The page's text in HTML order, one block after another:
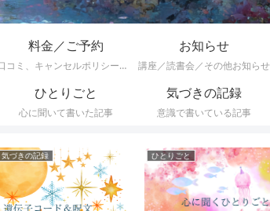
料金／ご予約
口コミ、キャンセルポリシーなど
お知らせ
講座／読書会／その他お知らせ
ひとりごと
心に聞いて書いた記事
気づきの記録
意識で書いている記事
気づきの記録 ひとりごと